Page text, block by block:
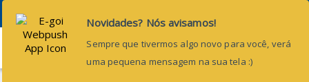
Menu
24 de janeiro de 2017